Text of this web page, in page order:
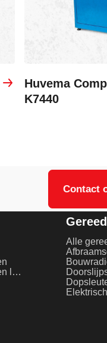
Huvema
K7440
Contact
Beschermglas en lenzen laserlassen
Alle